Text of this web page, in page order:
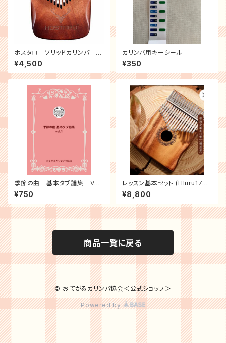
ホスタロ ソリッドカリンバ 17
キー（ケース付）
¥4,500
カリンバ用キーシール
¥350
季節の曲 基本タブ譜集 Vol.
1
¥750
レッスン基本セット (Hluru17キ
ーカリンバ + おてがるカリンバ
教本 + 基礎練習本)
¥8,800
商品一覧に戻る
© おてがるカリンバ協会＜公式ショップ＞
Powered by